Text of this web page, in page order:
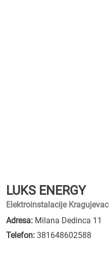
LUKS ENERGY
Elektroinstalacije Kragujevac
Adresa: Milana Dedinca 11
Telefon: 381648602588